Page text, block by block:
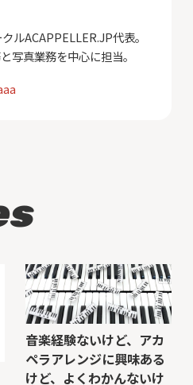
ルACAPPELLER.JP代表。
写真業務を中心に担当。
音楽経験ないけど、アカ
ペラアレンジに興味ある
けど、よくわかんないけ